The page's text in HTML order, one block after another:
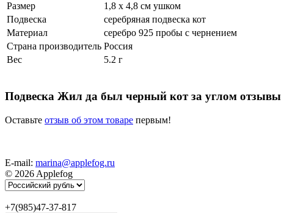
Размер
1,8 х 4,8 см ушком
Подвеска
серебряная подвеска кот
Материал
серебро 925 пробы с чернением
Страна производитель Россия
Вес
5.2 г
Подвеска Жил да был черный кот за углом отзывы
Оставьте отзыв об этом товаре первым!
E-mail: marina@applefog.ru
© 2026 Applefog
+7(985)47-37-817